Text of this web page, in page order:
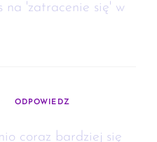
na 'zatracenie się' w
ODPOWIEDZ
coraz bardziej się